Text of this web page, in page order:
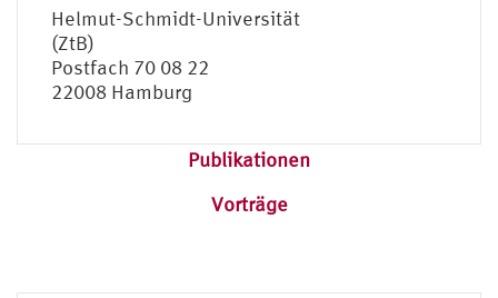
Helmut-Schmidt-Universität
(ZtB)
Postfach 70 08 22
22008 Hamburg
Publikationen
Vorträge